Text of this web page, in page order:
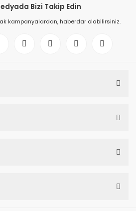
Bizi Takip Edin
kampanyalardan, haberdar olabilirsiniz.